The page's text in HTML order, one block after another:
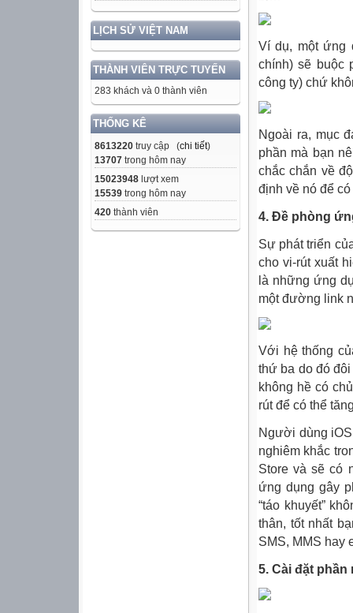
LỊCH SỬ VIỆT NAM
THÀNH VIÊN TRỰC TUYẾN
283 khách và 0 thành viên
THỐNG KÊ
8613220 truy cập (chi tiết)
13707 trong hôm nay
15023948 lượt xem
15539 trong hôm nay
420 thành viên
Ví dụ, một ứng
chính) sẽ buộc
công ty) chứ
Ngoài ra, mục
phần mà bạn
chắc chắn về
định về nó để
4. Đề phòng
Sự phát triển
cho vi-rút xuất
là những ứng
một đường link
Với hệ thống
thứ ba do đó
không hề có
rút để có thể
Người dùng
nghiêm khắc
Store và sẽ có
ứng dụng gây
“táo khuyết”
thân, tốt nhất
SMS, MMS hay
5. Cài đặt phần